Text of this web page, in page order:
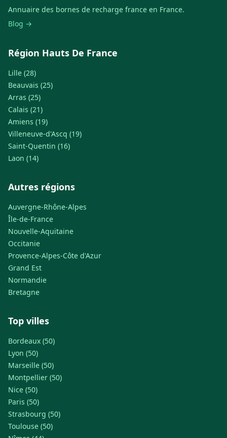
Annuaire des bornes de recharge france en France.
Blog →
Région Hauts De France
Lille (28)
Beauvais (25)
Arras (25)
Calais (21)
Amiens (19)
Villeneuve-d'Ascq (19)
Saint-Quentin (16)
Laon (14)
Autres régions
Auvergne-Rhône-Alpes
Île-de-France
Nouvelle-Aquitaine
Occitanie
Provence-Alpes-Côte d'Azur
Grand Est
Normandie
Bretagne
Top villes
Bordeaux (50)
Lyon (50)
Marseille (50)
Montpellier (50)
Nice (50)
Paris (50)
Strasbourg (50)
Toulouse (50)